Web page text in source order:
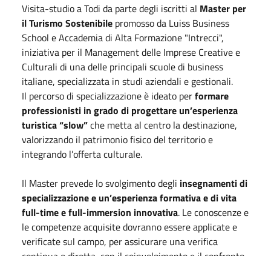
Visita-studio a Todi da parte degli iscritti al Master per
il Turismo Sostenibile promosso da Luiss Business
School e Accademia di Alta Formazione "Intrecci",
iniziativa per il Management delle Imprese Creative e
Culturali di una delle principali scuole di business
italiane, specializzata in studi aziendali e gestionali.
Il percorso di specializzazione è ideato performare
professionisti in grado di progettare un’esperienza
turistica “slow”che metta al centro la destinazione,
valorizzando il patrimonio fisico del territorio e
integrando l’offerta culturale.
Il Master prevede lo svolgimento degli insegnamenti di
specializzazione e un’esperienza formativa e di vita
full-time e full-immersion innovativa. Le conoscenze e
le competenze acquisite dovranno essere applicate e
verificate sul campo, per assicurare una verifica